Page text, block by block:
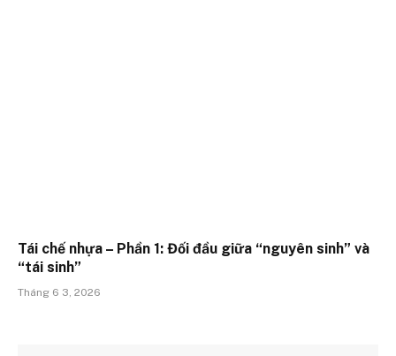
Tái chế nhựa – Phần 1: Đối đầu giữa “nguyên sinh” và
“tái sinh”
Tháng 6 3, 2026